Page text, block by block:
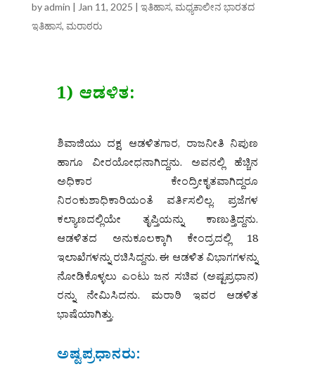
byadmin | Jan 11, 2025 | ಇತಿಹಾಸ, ಮಧ್ಯಕಾಲೀನ ಭಾರತದ
ಇತಿಹಾಸ, ಮರಾಠರು
1) ಆಡಳಿತ:
ಶಿವಾಜಿಯು ದಕ್ಷ ಆಡಳಿತಗಾರ, ರಾಜನೀತಿ ನಿಪುಣ
ಹಾಗೂ ವೀರಯೋಧನಾಗಿದ್ದನು. ಅವನಲ್ಲಿ ಹೆಚ್ಚಿನ
ಅಧಿಕಾರ ಕೇಂದ್ರೀಕೃತವಾಗಿದ್ದರೂ
ನಿರಂಕುಶಾಧಿಕಾರಿಯಂತೆ ವರ್ತಿಸಲಿಲ್ಲ. ಪ್ರಜೆಗಳ
ಕಲ್ಯಾಣದಲ್ಲಿಯೇ ತೃಪ್ತಿಯನ್ನು ಕಾಣುತ್ತಿದ್ದನು.
ಆಡಳಿತದ ಅನುಕೂಲಕ್ಕಾಗಿ ಕೇಂದ್ರದಲ್ಲಿ 18
ಇಲಾಖೆಗಳನ್ನು ರಚಿಸಿದ್ದನು. ಈ ಆಡಳಿತ ವಿಭಾಗಗಳನ್ನು
ನೋಡಿಕೊಳ್ಳಲು ಎಂಟು ಜನ ಸಚಿವ (ಅಷ್ಟಪ್ರಧಾನ)
ರನ್ನು ನೇಮಿಸಿದನು. ಮರಾಠಿ ಇವರ ಆಡಳಿತ
ಭಾಷೆಯಾಗಿತ್ತು.
ಅಷ್ಟಪ್ರಧಾನರು: